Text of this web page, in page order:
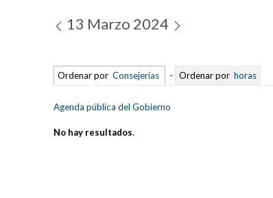
13 Marzo 2024
Ordenar por Consejerías - Ordenar por horas
Agenda pública del Gobierno
No hay resultados.